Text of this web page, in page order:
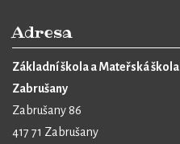
Adresa
Základní škola a Mateřská škola
Zabrušany
Zabrušany 86
417 71 Zabrušany